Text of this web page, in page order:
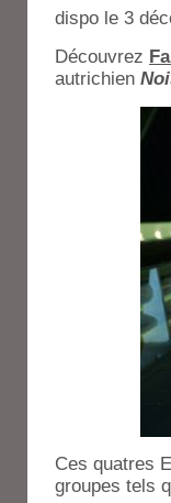
dispo le 3
Découvrez
autrichien
Ces quatres
groupes tels